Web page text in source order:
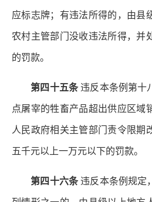
应标志牌；有违法所得的，由县
农村主管部门没收违法所得，并
的罚款。
第四十五条违反本条例第十
点屠宰的牲畜产品超出供应区域
人民政府相关主管部门责令限期
五千元以上一万元以下的罚款。
第四十六条违反本条例规定